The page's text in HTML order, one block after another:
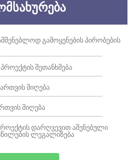
ᲒᲐᲛᲝᲧᲔᲜᲔᲑᲘᲡ ᲞᲘᲠᲝᲑᲔᲑᲘᲡ
ᲨᲔᲗᲐᲜᲮᲛᲔᲑᲐ
ᲛᲘᲦᲔᲑᲐ
ᲛᲘᲦᲔᲑᲐ
ᲓᲐᲠᲦᲕᲔᲕᲘᲗ ᲐᲨᲔᲜᲔᲑᲣᲚᲘ
ᲚᲔᲒᲐᲚᲘᲖᲔᲑᲐ